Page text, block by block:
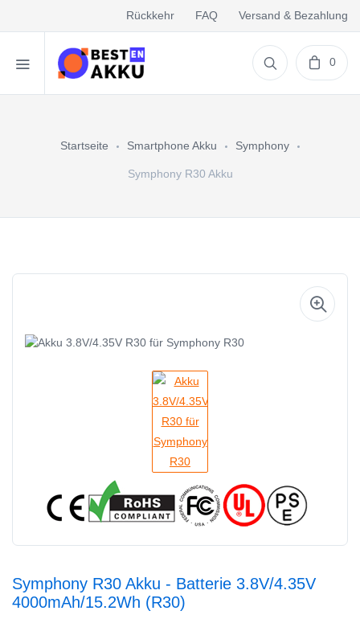
Rückkehr FAQ Versand & Bezahlung
0
Startseite Smartphone Akku Symphony
Symphony R30 Akku
Symphony R30 Akku - Batterie 3.8V/4.35V
4000mAh/15.2Wh (R30)